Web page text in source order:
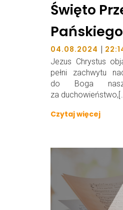
Święto
Pańskiego
04.08.2024 |
Jezus Chrystus
pełni zachwytu
do Boga
za
Czytaj więcej